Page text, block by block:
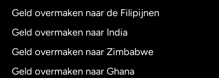
Geld overmaken naar de Filipijnen
Geld overmaken naar India
Geld overmaken naar Zimbabwe
Geld overmaken naar Ghana